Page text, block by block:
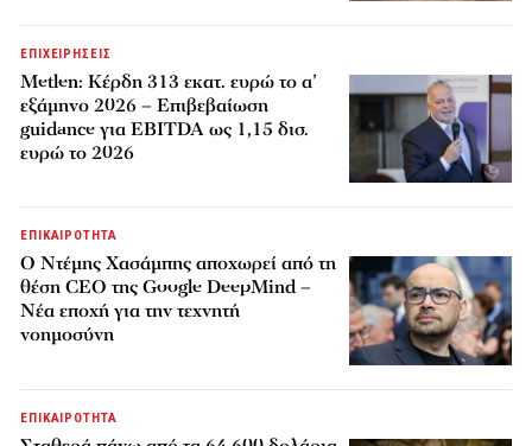
ΕΠΙΧΕΙΡΗΣΕΙΣ
Metlen: Κέρδη 313 εκατ. ευρώ το α’
εξάμηνο 2026 – Επιβεβαίωση
guidance για EBITDA ως 1,15 δισ.
ευρώ το 2026
ΕΠΙΚΑΙΡΟΤΗΤΑ
Ο Ντέμης Χασάμπης αποχωρεί από τη
θέση CEO της Google DeepMind –
Νέα εποχή για την τεχνητή
νοημοσύνη
ΕΠΙΚΑΙΡΟΤΗΤΑ